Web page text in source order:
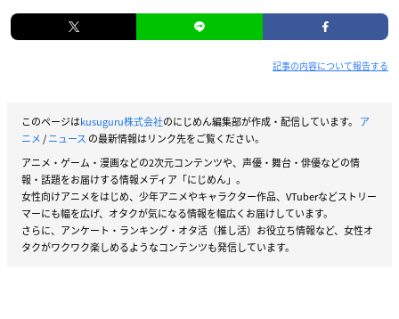
記事の内容について報告する
このページはkusuguru株式会社のにじめん編集部が作成・配信しています。 ア
ニメ/ニュース の最新情報はリンク先をご覧ください。
アニメ・ゲーム・漫画などの2次元コンテンツや、声優・舞台・俳優などの情
報・話題をお届けする情報メディア「にじめん」。
女性向けアニメをはじめ、少年アニメやキャラクター作品、VTuberなどストリー
マーにも幅を広げ、オタクが気になる情報を幅広くお届けしています。
さらに、アンケート・ランキング・オタ活（推し活）お役立ち情報など、女性オ
タクがワクワク楽しめるようなコンテンツも発信しています。